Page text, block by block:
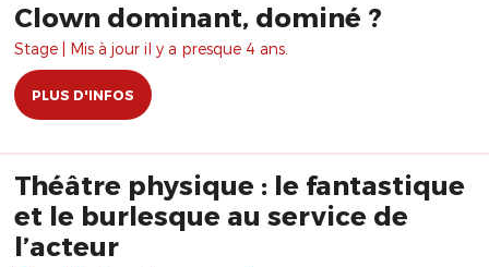
Clown dominant, dominé ?
Stage | Mis à jour il y a presque 4 ans.
PLUS D'INFOS
Théâtre physique : le fantastique
et le burlesque au service de
l’acteur